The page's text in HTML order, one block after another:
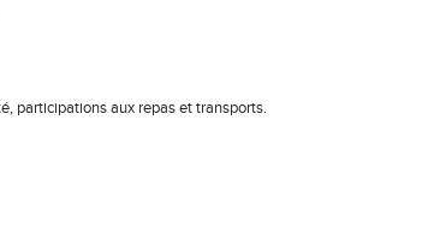
participations aux repas et transports.